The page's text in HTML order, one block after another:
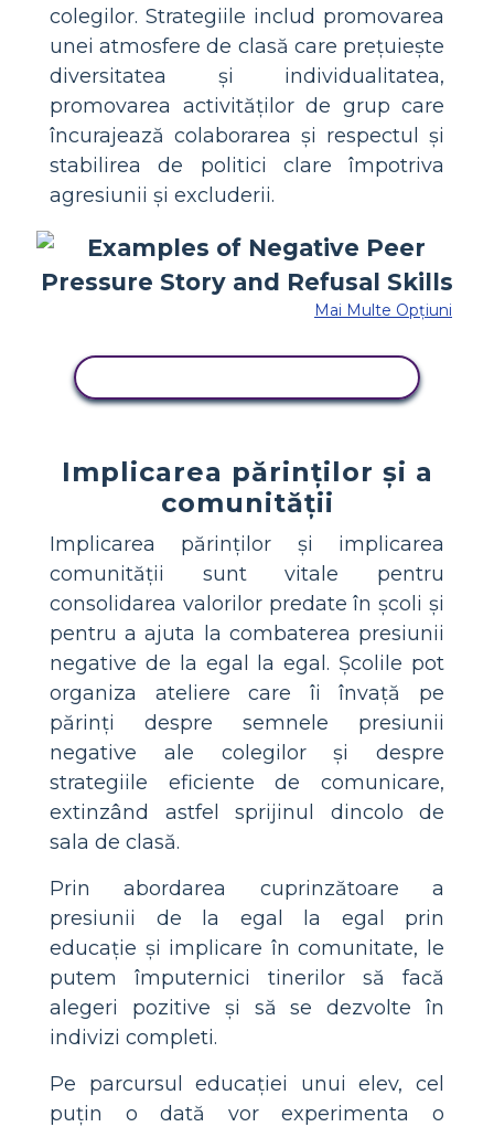
colegilor. Strategiile includ promovarea
unei atmosfere de clasă care prețuiește
diversitatea și individualitatea,
promovarea activităților de grup care
încurajează colaborarea și respectul și
stabilirea de politici clare împotriva
agresiunii și excluderii.
Mai Multe Opțiuni
Implicarea părinților și a
comunității
Implicarea părinților și implicarea
comunității sunt vitale pentru
consolidarea valorilor predate în școli și
pentru a ajuta la combaterea presiunii
negative de la egal la egal. Școlile pot
organiza ateliere care îi învață pe
părinți despre semnele presiunii
negative ale colegilor și despre
strategiile eficiente de comunicare,
extinzând astfel sprijinul dincolo de
sala de clasă.
Prin abordarea cuprinzătoare a
presiunii de la egal la egal prin
educație și implicare în comunitate, le
putem împuternici tinerilor să facă
alegeri pozitive și să se dezvolte în
indivizi completi.
Pe parcursul educației unui elev, cel
puțin o dată vor experimenta o